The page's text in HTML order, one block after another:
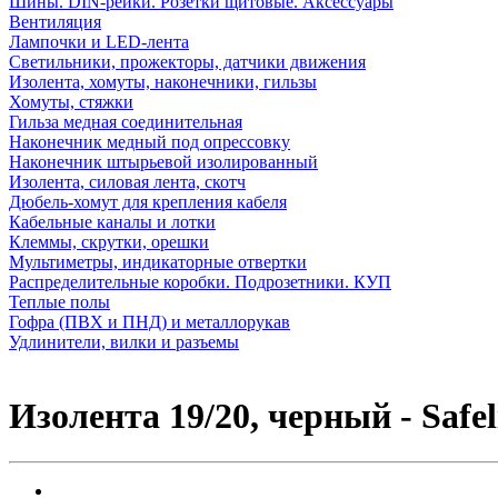
Вентиляция
Лампочки и LED-лента
Светильники, прожекторы, датчики движения
Изолента, хомуты, наконечники, гильзы
Хомуты, стяжки
Гильза медная соединительная
Наконечник медный под опрессовку
Наконечник штырьевой изолированный
Изолента, силовая лента, скотч
Дюбель-хомут для крепления кабеля
Кабельные каналы и лотки
Клеммы, скрутки, орешки
Мультиметры, индикаторные отвертки
Распределительные коробки. Подрозетники. КУП
Теплые полы
Гофра (ПВХ и ПНД) и металлорукав
Удлинители, вилки и разъемы
Изолента 19/20, черный -